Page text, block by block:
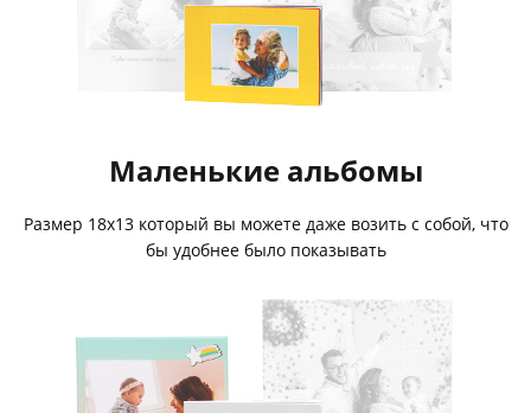
Маленькие альбомы
Размер 18х13 который вы можете даже возить с собой, что
бы удобнее было показывать